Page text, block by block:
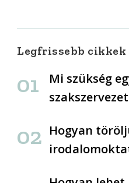
Legfrissebb cikkek
Mi szükség
Hogyan